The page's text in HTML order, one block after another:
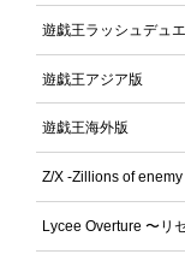
遊戯王ラッシュデュ
遊戯王アジア版
遊戯王海外版
Z/X -Zillions of enemy
Lycee Overture 〜リ